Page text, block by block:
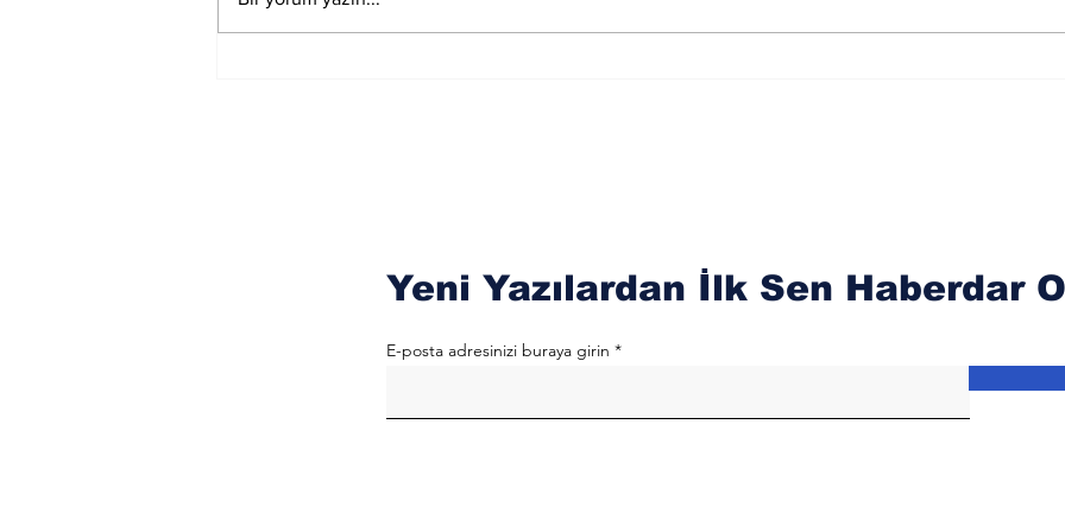
Yeni Yazılardan İlk Sen Haberdar
E-posta adresinizi buraya girin